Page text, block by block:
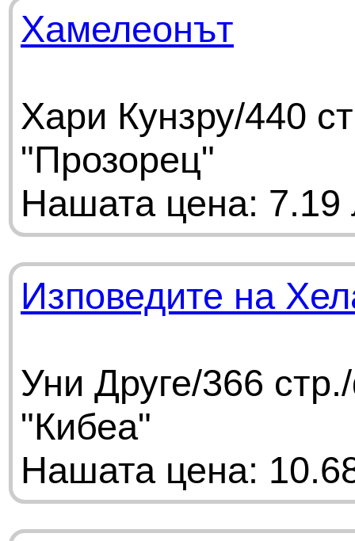
Хамелеонът
Хари Кунзру/440
"Прозорец"
Нашата цена: 7.19
Изповедите на
Уни Друге/366
"Кибеа"
Нашата цена: